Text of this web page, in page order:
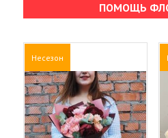
ПОМОЩЬ
Несезон